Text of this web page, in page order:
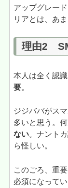
アップグレー
リアとは、あ
理由2
本人は全く認
要。
ジジババがス
多いと思う。
ない。ナント
ら怪しい。
このごろ、重
必須になって